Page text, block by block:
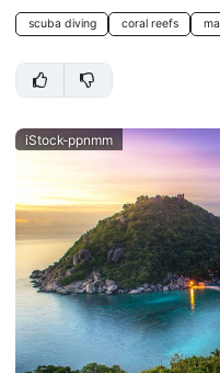
scuba diving coral reefs
iStock-ppnmm